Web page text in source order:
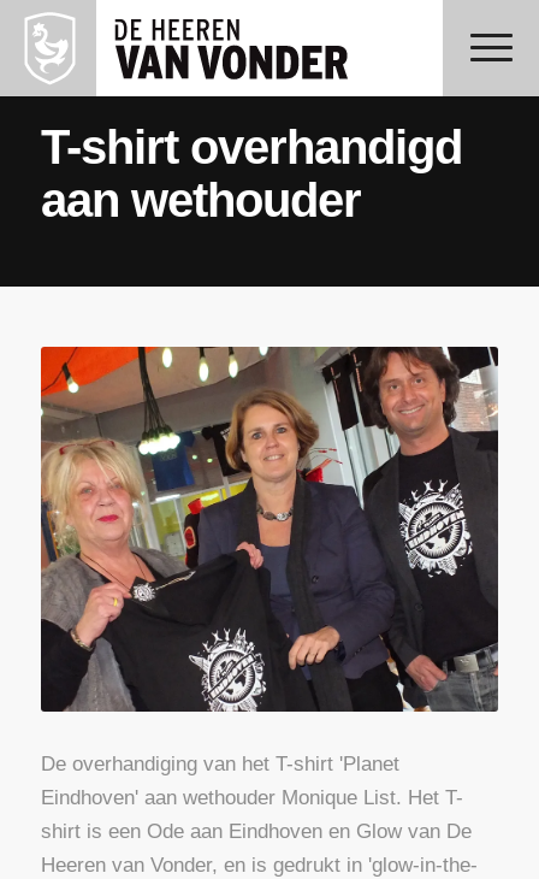
T-shirt overhandigd
aan wethouder
De overhandiging van het T-shirt 'Planet
Eindhoven' aan wethouder Monique List. Het T-
shirt is een Ode aan Eindhoven en Glow van De
Heeren van Vonder, en is gedrukt in 'glow-in-the-